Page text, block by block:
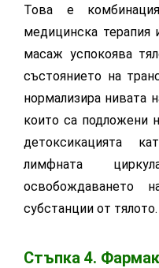
Това е
медицинска
масаж успокоява
състоянието на
нормализира нивата
които са подложени
детоксикацията
лимфната
освобождаването
субстанции от тялото.
Стъпка 4.